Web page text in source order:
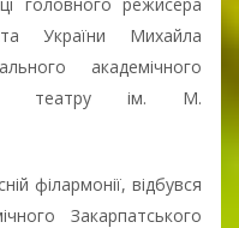
України Михайла
академічного
театру ім. М.
філармонії, відбувся
Закарпатського